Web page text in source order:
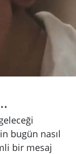
bugün nasıl
bir mesaj